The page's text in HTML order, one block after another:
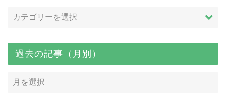
過去の記事（月別）